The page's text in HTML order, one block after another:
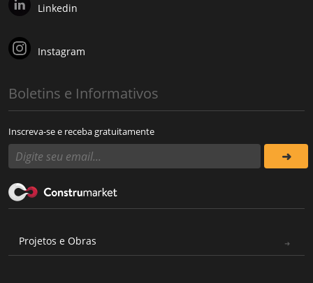
Linkedin
Instagram
Boletins e Informativos
Inscreva-se e receba gratuitamente
Projetos e Obras